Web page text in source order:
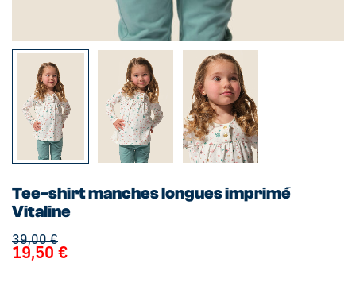
Tee-shirt manches longues imprimé
Vitaline
39,00€
19,50 €